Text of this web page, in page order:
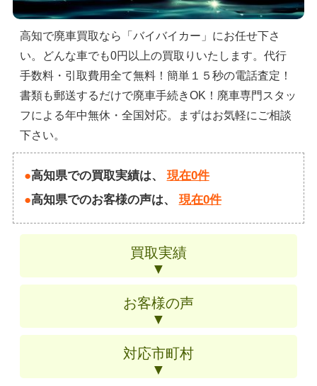
高知で廃車買取なら「バイバイカー」にお任せ下さ
い。どんな車でも0円以上の買取りいたします。代行
手数料・引取費用全て無料！簡単１５秒の電話査定！
書類も郵送するだけで廃車手続きOK！廃車専門スタッ
フによる年中無休・全国対応。まずはお気軽にご相談
下さい。
高知県での買取実績は、 現在0件
高知県でのお客様の声は、 現在0件
買取実績
▼
お客様の声
▼
対応市町村
▼